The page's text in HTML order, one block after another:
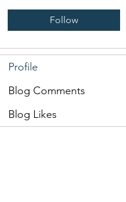
Follow
Profile
Blog Comments
Blog Likes